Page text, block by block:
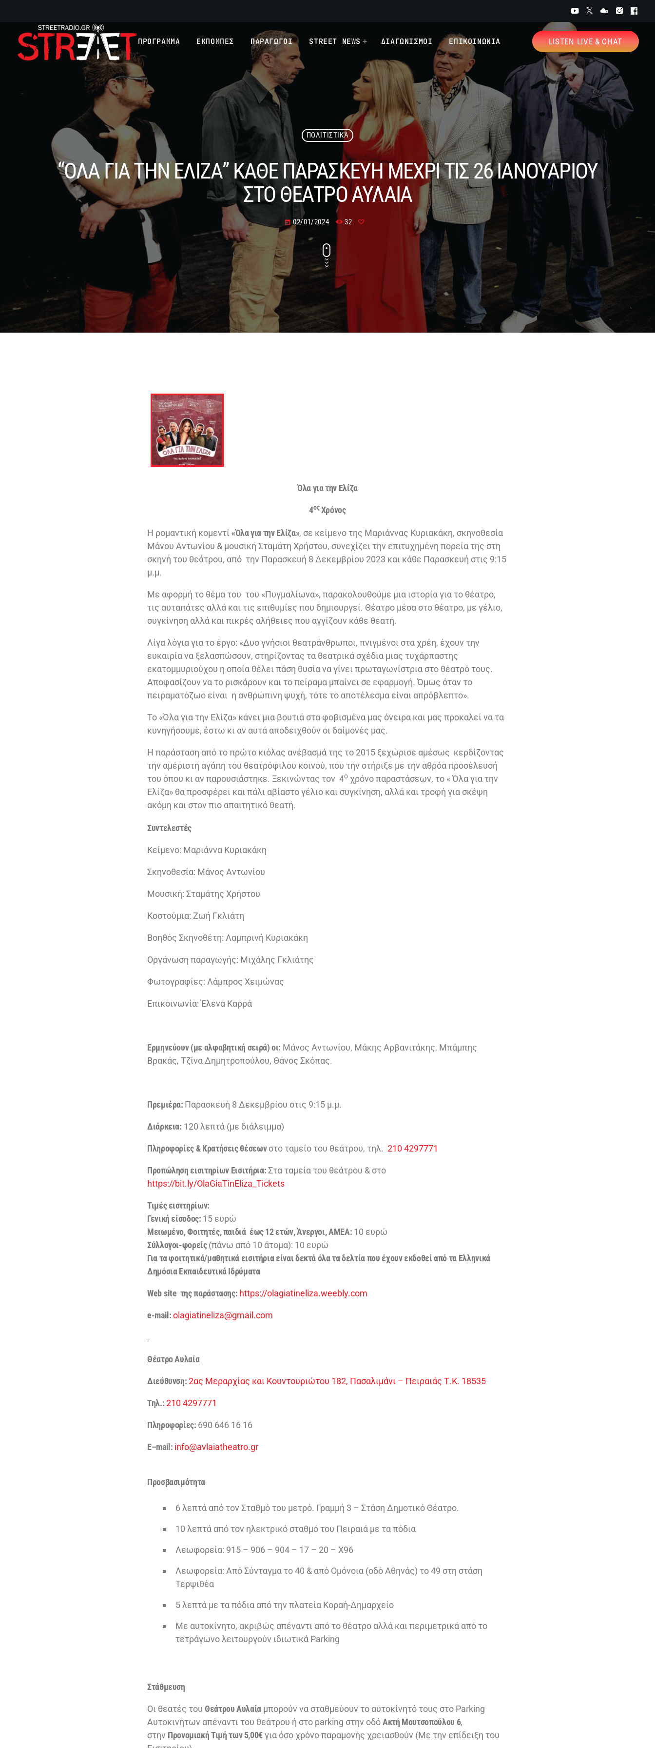
ΠΡΟΓΡΑΜΜΑ ΕΚΠΟΜΠΕΣ ΠΑΡΑΓΩΓΟΙ STREET NEWS ΔΙΑΓΩΝΙΣΜΟΙ ΕΠΙΚΟΙΝΩΝΙΑ LISTEN LIVE & CHAT
ΠΟΛΙΤΙΣΤΙΚΆ
“ΟΛΑ ΓΙΑ ΤΗΝ ΕΛΙΖΑ” ΚΑΘΕ ΠΑΡΑΣΚΕΥΗ ΜΕΧΡΙ ΤΙΣ 26 ΙΑΝΟΥΑΡΙΟΥ
ΣΤΟ ΘΕΑΤΡΟ ΑΥΛΑΙΑ
today 02/01/2024 32
Όλα για την Ελίζα
4οςΧρόνος
Η ρομαντική κομεντί «Όλα για την Ελίζα», σε κείμενο της Μαριάννας Κυριακάκη, σκηνοθεσία
Μάνου Αντωνίου & μουσική Σταμάτη Χρήστου, συνεχίζει την επιτυχημένη πορεία της στη
σκηνή του θεάτρου, από την Παρασκευή 8 Δεκεμβρίου 2023 και κάθε Παρασκευή στις 9:15
μ.μ.
Με αφορμή το θέμα του του «Πυγμαλίωνα», παρακολουθούμε μια ιστορία για το θέατρο,
τις αυταπάτες αλλά και τις επιθυμίες που δημιουργεί. Θέατρο μέσα στο θέατρο, με γέλιο,
συγκίνηση αλλά και πικρές αλήθειες που αγγίζουν κάθε θεατή.
Λίγα λόγια για το έργο: «Δυο γνήσιοι θεατράνθρωποι, πνιγμένοι στα χρέη, έχουν την
ευκαιρία να ξελασπώσουν, στηρίζοντας τα θεατρικά σχέδια μιας τυχάρπαστης
εκατομμυριούχου η οποία θέλει πάση θυσία να γίνει πρωταγωνίστρια στο θέατρό τους.
Αποφασίζουν να το ρισκάρουν και το πείραμα μπαίνει σε εφαρμογή. Όμως όταν το
πειραματόζωο είναι η ανθρώπινη ψυχή, τότε το αποτέλεσμα είναι απρόβλεπτο».
Το «Όλα για την Ελίζα» κάνει μια βουτιά στα φοβισμένα μας όνειρα και μας προκαλεί να τα
κυνηγήσουμε, έστω κι αν αυτά αποδειχθούν οι δαίμονές μας.
Η παράσταση από το πρώτο κιόλας ανέβασμά της το 2015 ξεχώρισε αμέσως κερδίζοντας
την αμέριστη αγάπη του θεατρόφιλου κοινού, που την στήριξε με την αθρόα προσέλευσή
του όπου κι αν παρουσιάστηκε. Ξεκινώντας τον 4ο χρόνο παραστάσεων, το « Όλα για την
Ελίζα» θα προσφέρει και πάλι αβίαστο γέλιο και συγκίνηση, αλλά και τροφή για σκέψη
ακόμη και στον πιο απαιτητικό θεατή.
Συντελεστές
Κείμενο: Μαριάννα Κυριακάκη
Σκηνοθεσία: Μάνος Αντωνίου
Μουσική: Σταμάτης Χρήστου
Κοστούμια: Ζωή Γκλιάτη
Βοηθός Σκηνοθέτη: Λαμπρινή Κυριακάκη
Οργάνωση παραγωγής: Μιχάλης Γκλιάτης
Φωτογραφίες: Λάμπρος Χειμώνας
Επικοινωνία: Έλενα Καρρά
Ερμηνεύουν (με αλφαβητική σειρά) οι: Μάνος Αντωνίου, Μάκης Αρβανιτάκης, Μπάμπης
Βρακάς, Τζίνα Δημητροπούλου, Θάνος Σκόπας.
Πρεμιέρα: Παρασκευή 8 Δεκεμβρίου στις 9:15 μ.μ.
Διάρκεια: 120 λεπτά (με διάλειμμα)
Πληροφορίες & Κρατήσεις θέσεωνστο ταμείο του θεάτρου, τηλ.210 4297771
Προπώληση εισιτηρίων Εισιτήρια:Στα ταμεία του θεάτρου & στο
https://bit.ly/OlaGiaTinEliza_Tickets
Τιμές εισιτηρίων:
Γενική είσοδος: 15 ευρώ
Μειωμένο, Φοιτητές, παιδιά έως 12 ετών, Άνεργοι, ΑΜΕΑ: 10 ευρώ
​Σύλλογοι-φορείς(πάνω από 10 άτομα): 10 ευρώ
Για τα φοιτητικά/μαθητικά εισιτήρια είναι δεκτά όλα τα δελτία που έχουν εκδοθεί από τα Ελληνικά
Δημόσια Εκπαιδευτικά Ιδρύματα
Website της παράστασης: https://olagiatineliza.weebly.com
e-mail: olagiatineliza@gmail.com
Θέατρο Αυλαία
Διεύθυνση:2ας Μεραρχίας και Κουντουριώτου 182, Πασαλιμάνι – Πειραιάς Τ.Κ. 18535​​
Τηλ.: 210 4297771
Πληροφορίες: 690 646 16 16
E–mail: info@avlaiatheatro.gr
Προσβασιμότητα
6 λεπτά από τον Σταθμό του μετρό. Γραμμή 3 – Στάση Δημοτικό Θέατρο.
10 λεπτά από τον ηλεκτρικό σταθμό του Πειραιά με τα πόδια
Λεωφορεία: 915 – 906 – 904 – 17 – 20 – Χ96
Λεωφορεία: Από Σύνταγμα το 40 & από Ομόνοια (οδό Αθηνάς) το 49 στη στάση
Τερψιθέα
5 λεπτά με τα πόδια από την πλατεία Κοραή-Δημαρχείο
Με αυτοκίνητο, ακριβώς απέναντι από το θέατρο αλλά και περιμετρικά από το
τετράγωνο λειτουργούν ιδιωτικά Parking
Στάθμευση
Οι θεατές του Θεάτρου Αυλαίαμπορούν να σταθμεύουν το αυτοκίνητό τους στο Parking
Αυτοκινήτων απέναντι του θεάτρου ή στο parking στην οδόΑκτή Μουτσοπούλου 6,
στην Προνομιακή Τιμή των 5,00€για όσο χρόνο παραμονής χρειασθούν (Με την επίδειξη του